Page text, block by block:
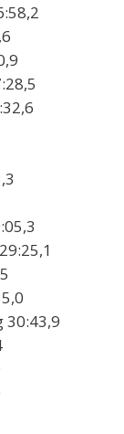
30:43,9